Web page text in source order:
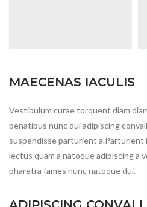
MAECENAS IACULIS
Vestibulum curae torquent diam
penatibus nunc dui adipiscing
suspendisse parturient
lectus quam a natoque adipiscing a
pharetra fames nunc natoque dui.